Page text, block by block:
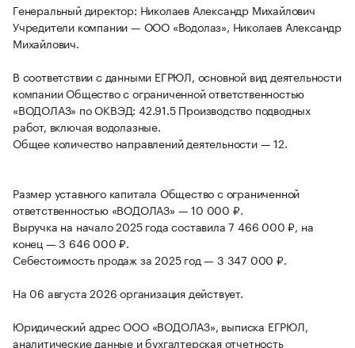
Генеральный директор: Николаев Александр Михайлович
Учредители компании — ООО «Водолаз», Николаев Александр
Михайлович.
В соответствии с данными ЕГРЮЛ, основной вид деятельности
компании Общество с ограниченной ответственностью
«ВОДОЛАЗ» по ОКВЭД: 42.91.5 Производство подводных
работ, включая водолазные.
Общее количество направлений деятельности — 12.
Размер уставного капитала Общество с ограниченной
ответственностью «ВОДОЛАЗ» — 10 000 ₽.
Выручка на начало 2025 года составила 7 466 000 ₽, на
конец — 3 646 000 ₽.
Себестоимость продаж за 2025 год — 3 347 000 ₽.
На 06 августа 2026 организация действует.
Юридический адрес ООО «ВОДОЛАЗ», выписка ЕГРЮЛ,
аналитические данные и бухгалтерская отчетность